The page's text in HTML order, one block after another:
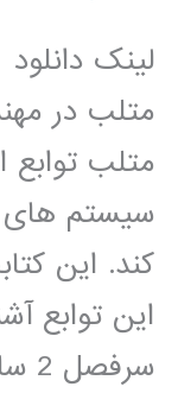
لینک
متلب در
متلب توابع
سیستم های
این توابع